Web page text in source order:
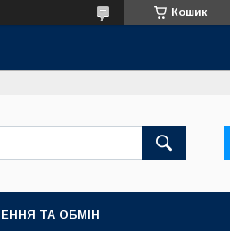
Кошик
ТА ОБМІН